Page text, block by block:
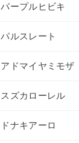
パープルヒビキ
パルスレート
アドマイヤミモザ
スズカローレル
ドナキアーロ